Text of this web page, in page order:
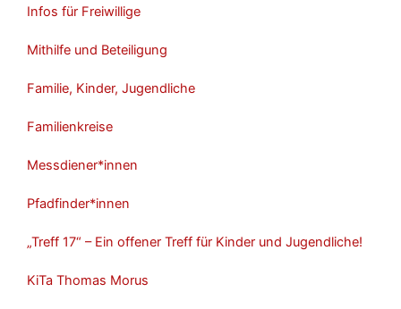
Infos für Freiwillige
Mithilfe und Beteiligung
Familie, Kinder, Jugendliche
Familienkreise
Messdiener*innen
Pfadfinder*innen
„Treff 17“ – Ein offener Treff für Kinder und Jugendliche!
KiTa Thomas Morus